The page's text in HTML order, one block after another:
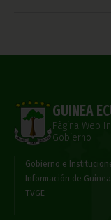
GUINEA
Página Web
Gobierno
Gobierno e
Información de
TVGE